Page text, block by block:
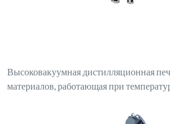
Высоковакуумная дистилляционная
материалов, работающая при